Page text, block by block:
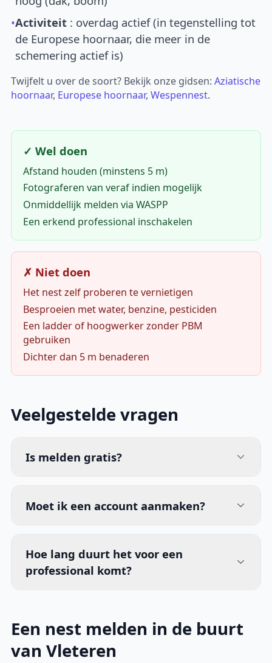
•Activiteit : overdag actief (in tegenstelling tot
de Europese hoornaar, die meer in de
schemering actief is)
Twijfelt u over de soort? Bekijk onze gidsen:Aziatische
hoornaar, Europese hoornaar,Wespennest.
✓ Wel doen
Afstand houden (minstens 5 m)
Fotograferen van veraf indien mogelijk
Onmiddellijk melden via WASPP
Een erkend professional inschakelen
✗ Niet doen
Het nest zelf proberen te vernietigen
Besproeien met water, benzine, pesticiden
Een ladder of hoogwerker zonder PBM
gebruiken
Dichter dan 5 m benaderen
Veelgestelde vragen
Is melden gratis?
Moet ik een account aanmaken?
Hoe lang duurt het voor een
professional komt?
Een nest melden in de buurt
van Vleteren